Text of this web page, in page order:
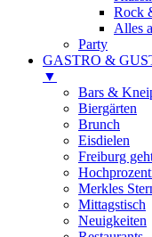
Rock
Alles
Party
GASTRO &
▼
Bars &
Biergärten
Brunch
Eisdielen
Freiburg
Merkles
Mittagstisch
Neuigkeiten